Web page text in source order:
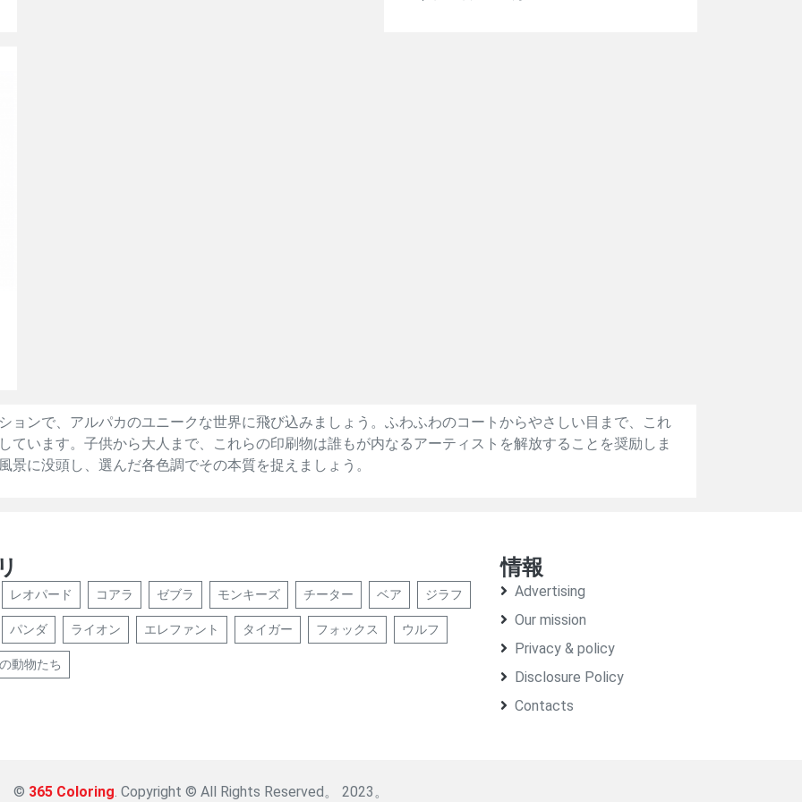
ョンで、アルパカのユニークな世界に飛び込みましょう。ふわふわのコートからやさしい目まで、これ
ています。子供から大人まで、これらの印刷物は誰もが内なるアーティストを解放することを奨励しま
に没頭し、選んだ各色調でその本質を捉えましょう。
レオパード コアラ ゼブラ モンキーズ チーター ベア ジラフ
パンダ ライオン エレファント タイガー フォックス ウルフ
動物たち
情報
Advertising
Our mission
Privacy & policy
Disclosure Policy
Contacts
© 365 Coloring . Copyright © All Rights Reserved。 2023。